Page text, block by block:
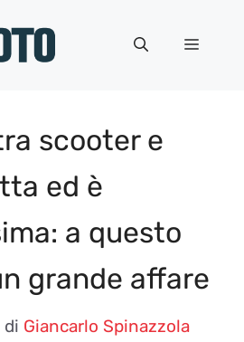
Menu
scooter e
ed è
a questo
grande affare
di Giancarlo Spinazzola